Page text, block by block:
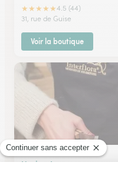
★★★★★4.5 (44)
31, rue de Guise
Voir la boutique
Hurier-Joncourt